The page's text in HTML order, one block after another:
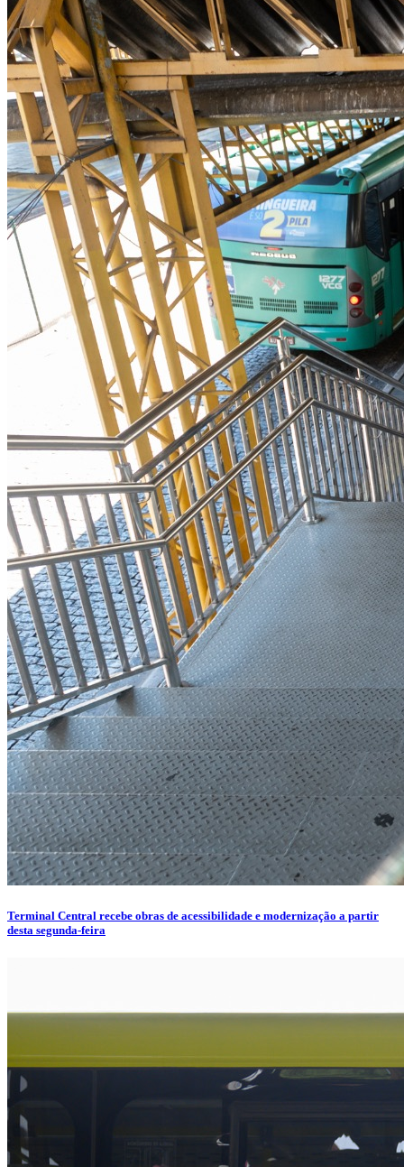
Terminal Central recebe obras de acessibilidade e modernização a partir
desta segunda-feira